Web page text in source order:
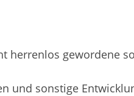
herrenlos gewordene
und sonstige